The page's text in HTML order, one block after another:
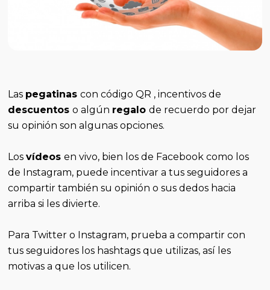
Las pegatinascon código QR , incentivos de
descuentoso algún regalode recuerdo por dejar
su opinión son algunas opciones.
Losvídeosen vivo, bien los de Facebook como los
de Instagram, puede incentivar a tus seguidores a
compartir también su opinión o sus dedos hacia
arriba si les divierte.
Para Twitter o Instagram, prueba a compartir con
tus seguidores los hashtags que utilizas, así les
motivas a que los utilicen.